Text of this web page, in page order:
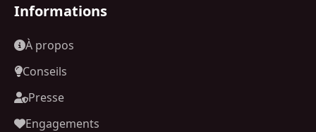
Informations
À propos
Conseils
Presse
Engagements